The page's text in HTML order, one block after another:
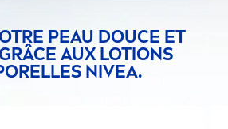
PEAU DOUCE ET
AUX LOTIONS
NIVEA.